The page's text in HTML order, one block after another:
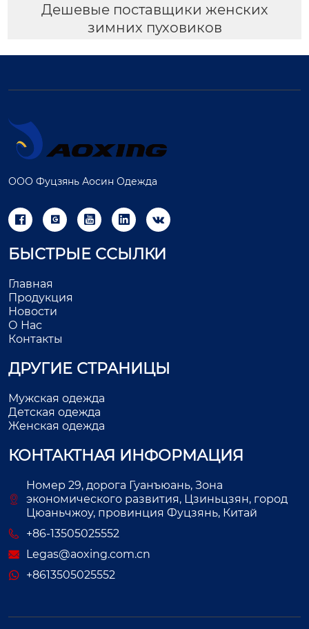
Дешевые поставщики женских
зимних пуховиков
ООО Фуцзянь Аосин Одежда
    
БЫСТРЫЕ ССЫЛКИ
Главная
Продукция
Новости
О Нас
Контакты
ДРУГИЕ СТРАНИЦЫ
Мужская одежда
Детская одежда
Женская одежда
КОНТАКТНАЯ ИНФОРМАЦИЯ
Номер 29, дорога Гуанъюань, Зона
экономического развития, Цзиньцзян, город
Цюаньчжоу, провинция Фуцзянь, Китай
+86-13505025552
Legas@aoxing.com.cn
+8613505025552